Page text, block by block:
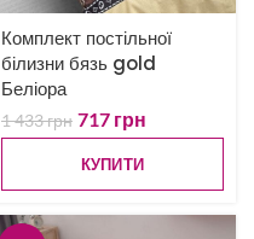
Комплект постільної
білизни бязь gold
Беліора
1 433грн 717 грн
КУПИТИ